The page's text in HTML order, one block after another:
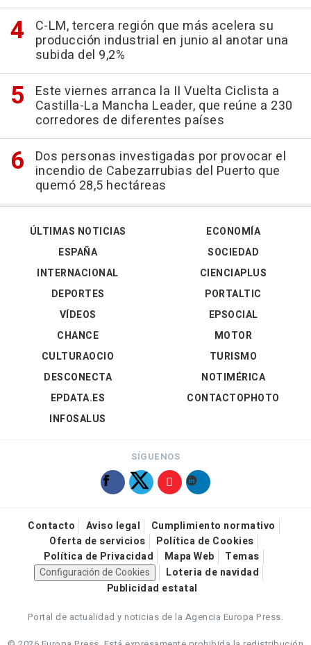
C-LM, tercera región que más acelera su
producción industrial en junio al anotar una
subida del 9,2%
Este viernes arranca la II Vuelta Ciclista a
Castilla-La Mancha Leader, que reúne a 230
corredores de diferentes países
Dos personas investigadas por provocar el
incendio de Cabezarrubias del Puerto que
quemó 28,5 hectáreas
ÚLTIMAS NOTICIAS
ESPAÑA
INTERNACIONAL
DEPORTES
VÍDEOS
ECONOMÍA
SOCIEDAD
CIENCIAPLUS
PORTALTIC
EPSOCIAL
CHANCE
CULTURAOCIO
DESCONECTA
EPDATA.ES
INFOSALUS
MOTOR
TURISMO
NOTIMÉRICA
CONTACTOPHOTO
SÍGUENOS
Contacto Aviso legal
Cumplimiento normativo
Oferta de servicios
Política de Cookies
Política de Privacidad
Mapa Web
Temas
Configuración de Cookies
Loteria de navidad
Publicidad estatal
Portal de actualidad y noticias de la Agencia Europa Press.